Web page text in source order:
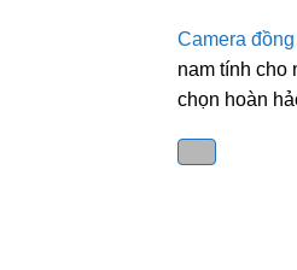
Camera
nam tính cho
chọn hoàn